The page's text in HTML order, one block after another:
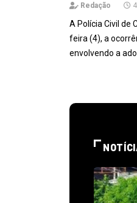
Redação
A Polícia Civil de
feira (4), a
envolvendo a